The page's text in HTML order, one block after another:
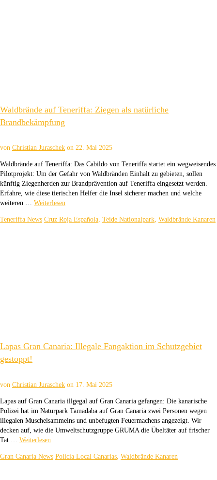
Waldbrände auf Teneriffa: Ziegen als natürliche
Brandbekämpfung
von Christian Juraschek on 22. Mai 2025
Waldbrände auf Teneriffa: Das Cabildo von Teneriffa startet ein wegweisendes
Pilotprojekt: Um der Gefahr von Waldbränden Einhalt zu gebieten, sollen
künftig Ziegenherden zur Brandprävention auf Teneriffa eingesetzt werden.
Erfahre, wie diese tierischen Helfer die Insel sicherer machen und welche
weiteren … Weiterlesen
Teneriffa News Cruz Roja Española, Teide Nationalpark, Waldbrände Kanaren
Lapas Gran Canaria: Illegale Fangaktion im Schutzgebiet
gestoppt!
von Christian Juraschek on 17. Mai 2025
Lapas auf Gran Canaria illgegal auf Gran Canaria gefangen: Die kanarische
Polizei hat im Naturpark Tamadaba auf Gran Canaria zwei Personen wegen
illegalen Muschelsammelns und unbefugten Feuermachens angezeigt. Wir
decken auf, wie die Umweltschutzgruppe GRUMA die Übeltäter auf frischer
Tat … Weiterlesen
Gran Canaria News Policia Local Canarias Waldbrände Kanaren